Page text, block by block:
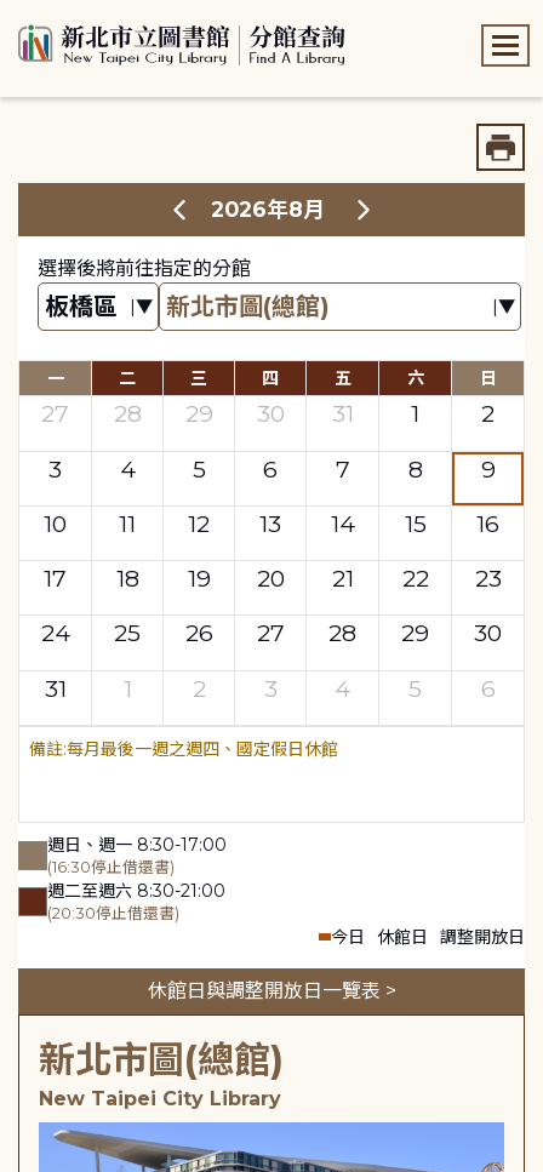
2026年8月
選擇後將前往指定的分館
一 二 三 四 五 六 日
27 28 29 30 31 1
2
3
4 5 6 7 8
9
10
11 12 13 14 15
16
17
18 19 20 21 22
23
24
25 26 27 28 29
30
31
1 2 3 4 5 6
每月最後一週之週四、國定假日休館
週日、週一 8:30-17:00
(16:30停止借還書)
週二至週六 8:30-21:00
(20:30停止借還書)
今日 休館日 調整開放日
休館日與調整開放日一覽表 >
新北市圖(總館)
New Taipei City Library